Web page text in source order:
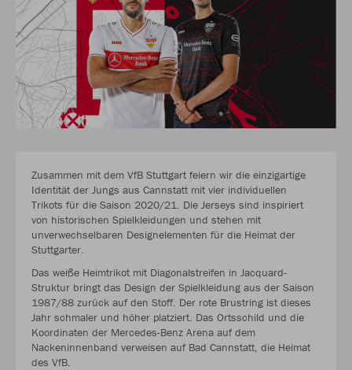
Zusammen mit dem VfB Stuttgart feiern wir die einzigartige
Identität der Jungs aus Cannstatt mit vier individuellen
Trikots für die Saison 2020/21. Die Jerseys sind inspiriert
von historischen Spielkleidungen und stehen mit
unverwechselbaren Designelementen für die Heimat der
Stuttgarter.
Das weiße Heimtrikot mit Diagonalstreifen in Jacquard-
Struktur bringt das Design der Spielkleidung aus der Saison
1987/88 zurück auf den Stoff. Der rote Brustring ist dieses
Jahr schmaler und höher platziert. Das Ortsschild und die
Koordinaten der Mercedes-Benz Arena auf dem
Nackeninnenband verweisen auf Bad Cannstatt, die Heimat
des VfB.